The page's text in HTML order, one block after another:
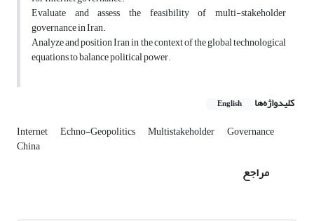
Evaluate and assess the feasibility of multi-stakeholder
governance in Iran.
Analyze and position Iran in the context of the global technological
equations to balance political power.
کلیدواژه‌ها English
Internet Echno-Geopolitics Multistakeholder Governance
China
مراجع